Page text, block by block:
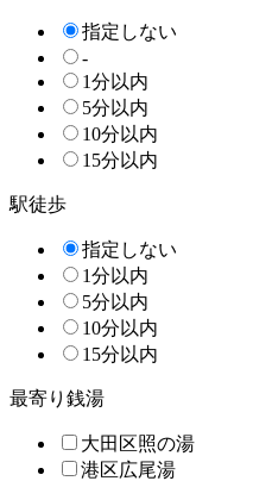
指定しない
-
1分以内
5分以内
10分以内
15分以内
駅徒歩
指定しない
1分以内
5分以内
10分以内
15分以内
最寄り銭湯
大田区照の湯
港区広尾湯